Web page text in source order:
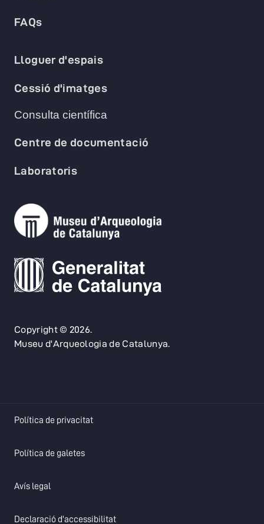
Copyright © 2026.
Museu d'Arqueologia de Catalunya.
FAQs
Lloguer d'espais
Cessió d'imatges
Consulta científica
Centre de documentació
Laboratoris
Política de privacitatopens in a new tab
Política de galetesopens in a new tab
Avís legal
Declaració d'accessibilitatopens in a new tab